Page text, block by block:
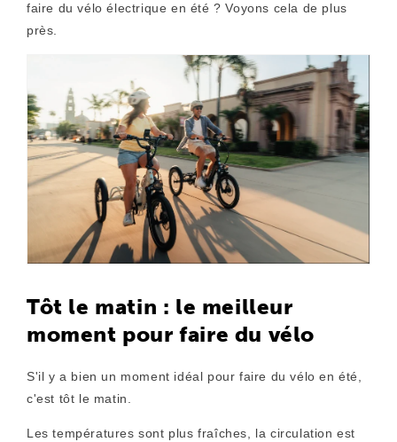
faire du vélo électrique en été ? Voyons cela de plus
près.
Tôt le matin : le meilleur
moment pour faire du vélo
S'il y a bien un moment idéal pour faire du vélo en été,
c'est tôt le matin.
Les températures sont plus fraîches, la circulation est